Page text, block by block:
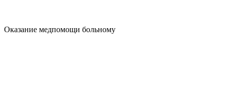
Оказание медпомощи больному